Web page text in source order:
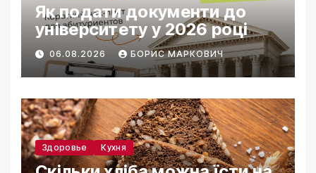
Як подати документи до
університету у 2026 році
06.08.2026 БОРИС МАРКОВИЧ
Здоровье Кухня